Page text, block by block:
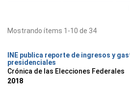
Mostrando ítems 1-10 de 34
INE publica reporte de ingresos y
presidenciales
Crónica de las Elecciones Federales
2018